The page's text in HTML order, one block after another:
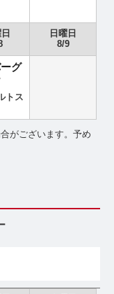
日曜日
8/9
グ
トス
がございます。予め